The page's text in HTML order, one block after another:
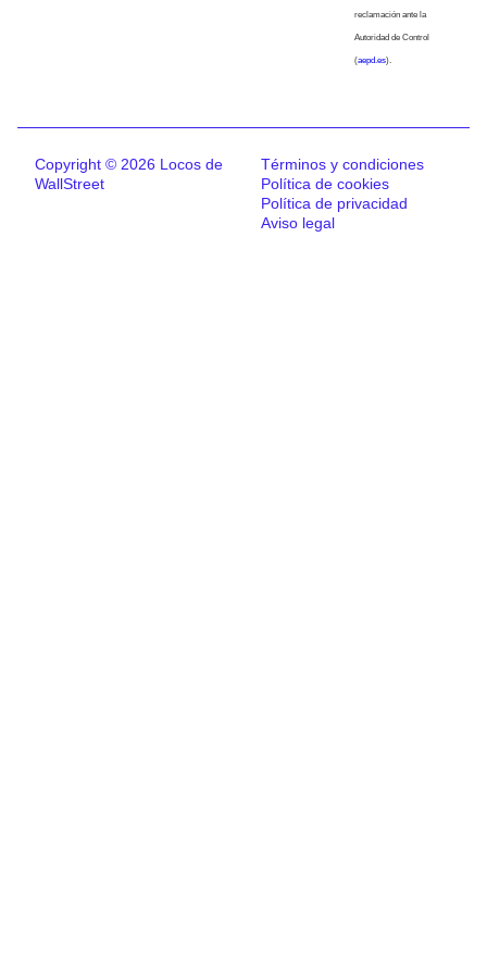
reclamación ante la
Autoridad de Control
(aepd.es).
Copyright © 2026 Locos de
WallStreet
Términos y condiciones
Política de cookies
Política de privacidad
Aviso legal